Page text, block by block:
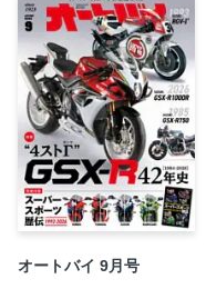
YAMAHA XJ400［
SUZUKI GSX400FS
KAWASAKI Z400FX［
KAWASAKI Z400GP
KAWASAKI GPz400［
KAWASAKI ZEPHYR
RIDING A NEW
オートバイ 9月号